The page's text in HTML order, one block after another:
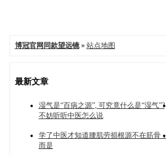
博冠官网同款望远镜» 站点地图
最新文章
湿气是“百病之源”, 可究竟什么是“湿气”?
不妨听听中医怎么说
学了中医才知道腰肌劳损根源不在筋骨，
而是